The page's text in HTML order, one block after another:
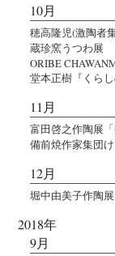
10月
穂高隆児(激陶者
蔵珍窯うつわ展
ORIBE
堂本正樹『くらし
11月
富田啓之作陶展「
備前焼作家集団け
12月
堀中由美子作陶
2018年
9月